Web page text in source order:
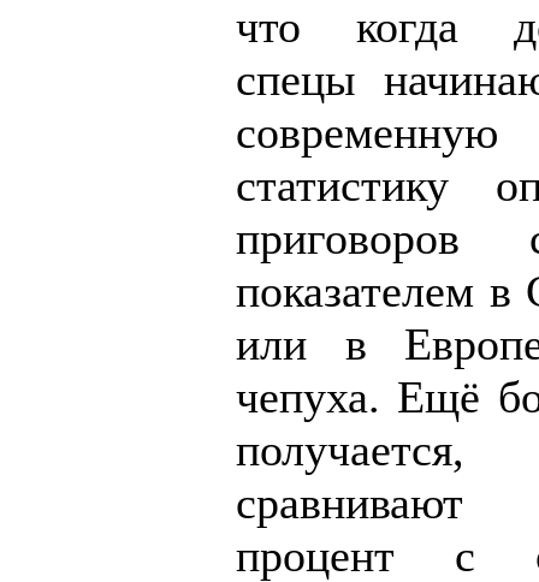
что когда
спецы
статистику
показателем
или в
чепуха. Ещё
процент с